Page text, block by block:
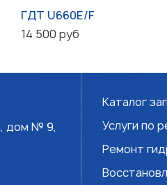
ГДТ U660E/F
14 500 руб
дом № 9,
Каталог
Услуги по
Ремонт